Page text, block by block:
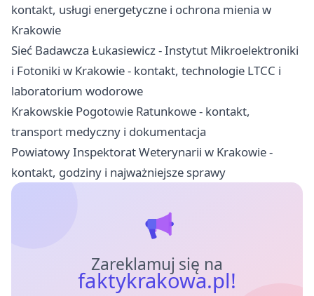
kontakt, usługi energetyczne i ochrona mienia w
Krakowie
Sieć Badawcza Łukasiewicz - Instytut Mikroelektroniki
i Fotoniki w Krakowie - kontakt, technologie LTCC i
laboratorium wodorowe
Krakowskie Pogotowie Ratunkowe - kontakt,
transport medyczny i dokumentacja
Powiatowy Inspektorat Weterynarii w Krakowie -
kontakt, godziny i najważniejsze sprawy
Zareklamuj się na
faktykrakowa.pl!